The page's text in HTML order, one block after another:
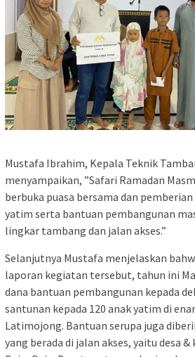
Mustafa Ibrahim, Kepala Teknik
menyampaikan, ”Safari Ramadan
berbuka puasa bersama dan
yatim serta bantuan pembangunan
lingkar tambang dan jalan akses.”
Selanjutnya Mustafa menjelaskan
laporan kegiatan tersebut, tahun ini
dana bantuan pembangunan kepada
santunan kepada 120 anak yatim di
Latimojong. Bantuan serupa juga
yang berada di jalan akses, yaitu desa